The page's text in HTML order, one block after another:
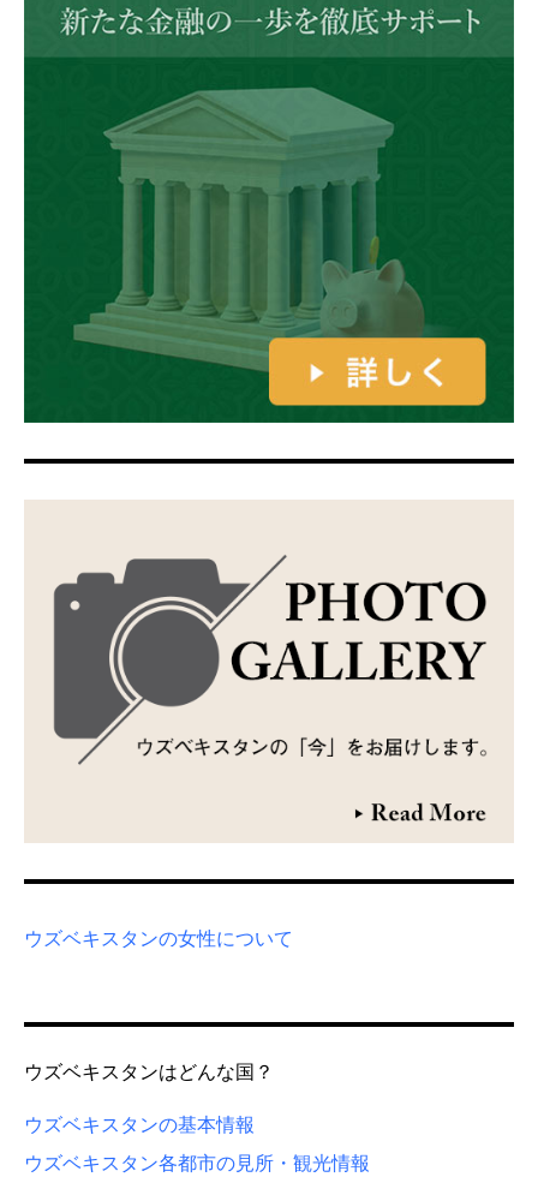
ウズベキスタンの女性について
ウズベキスタンはどんな国？
ウズベキスタンの基本情報
ウズベキスタン各都市の見所・観光情報